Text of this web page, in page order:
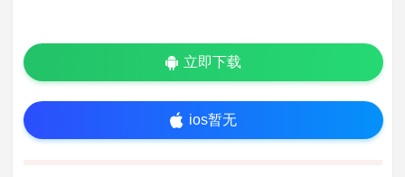
立即下载
ios暂无